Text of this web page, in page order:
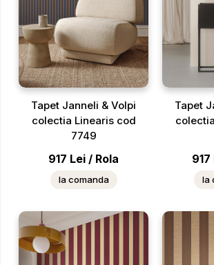
Tapet Janneli & Volpi
colectia Linearis cod
7749
917 Lei / Rola
la comanda
Tapet
917
la